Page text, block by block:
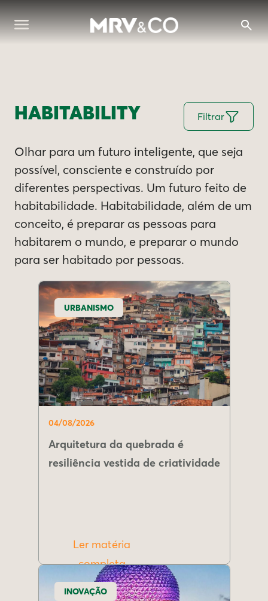
HABITABILITY Filtrar
Olhar para um futuro inteligente, que seja
possível, consciente e construído por
diferentes perspectivas. Um futuro feito de
habitabilidade. Habitabilidade, além de um
conceito, é preparar as pessoas para
habitarem o mundo, e preparar o mundo
para ser habitado por pessoas.
URBANISMO
04/08/2026
Arquitetura da quebrada é
resiliência vestida de criatividade
Ler matéria
completa
INOVAÇÃO